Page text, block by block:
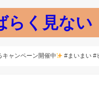
らく見ない
キャンペーン開催中 #まいまい #